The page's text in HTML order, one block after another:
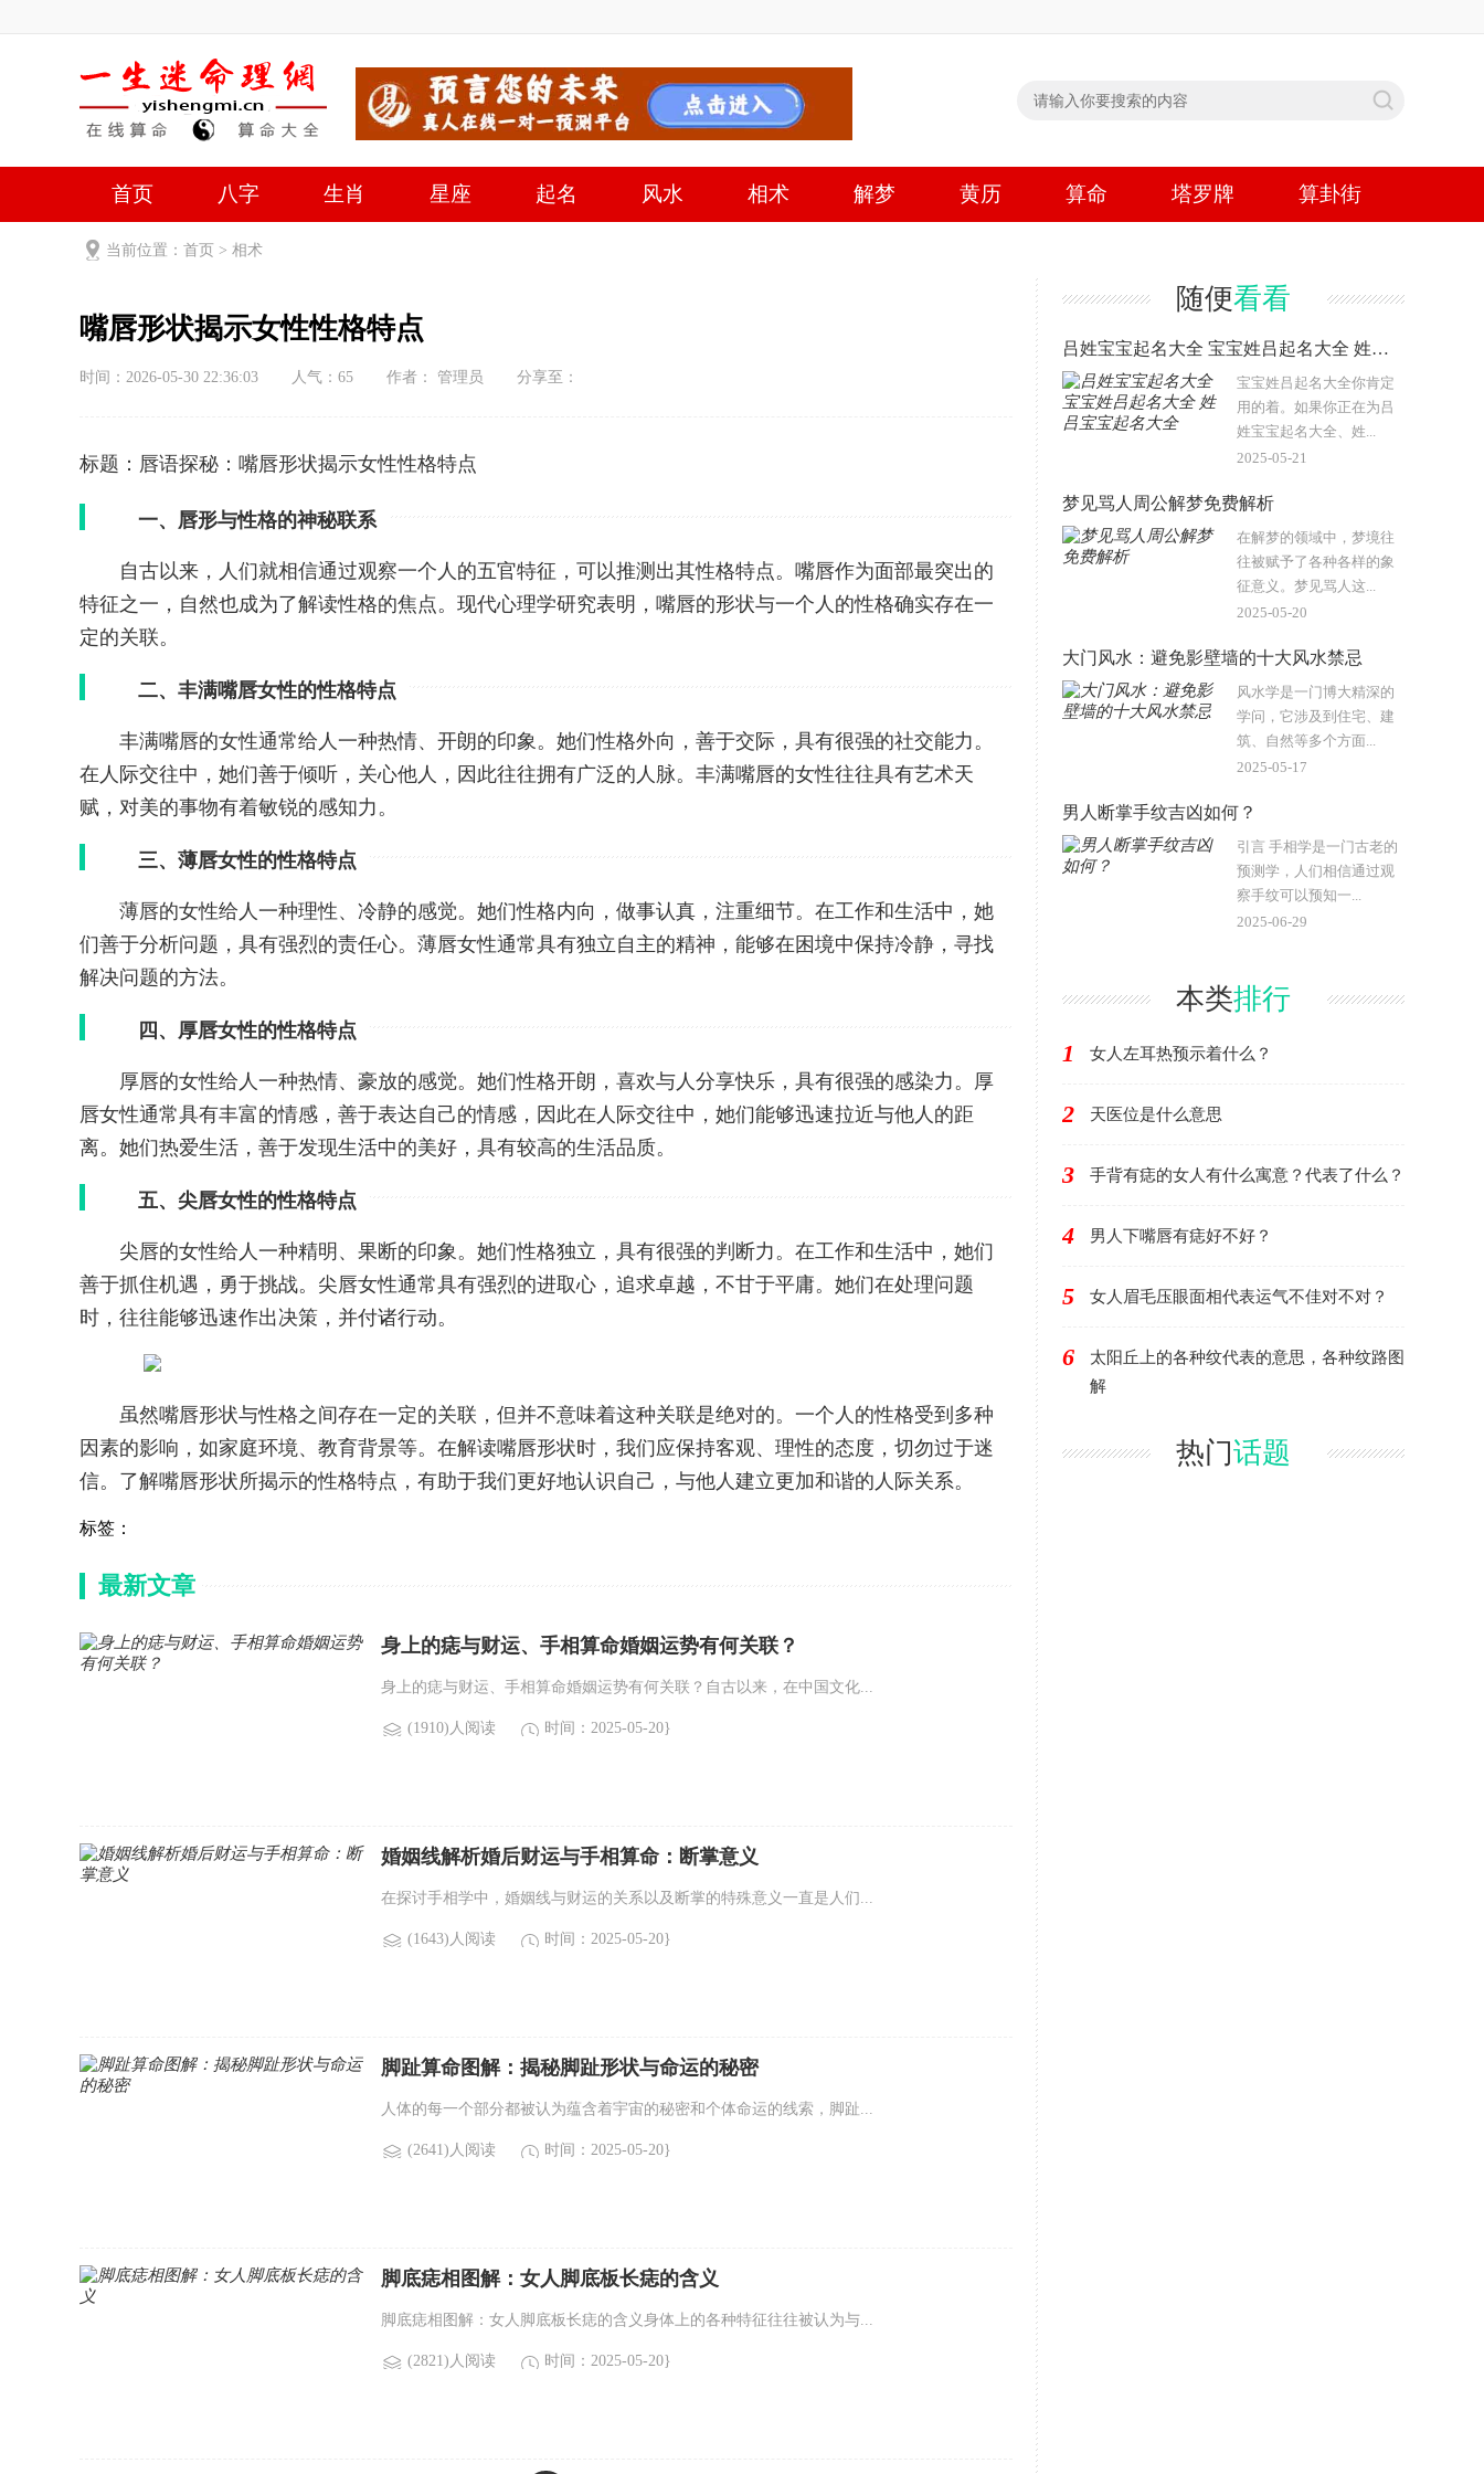
首页 八字 生肖 星座 起名 风水 相术 解梦 黄历 算命 塔罗牌 算卦街
当前位置： 首页 > 相术
嘴唇形状揭示女性性格特点
时间：2026-05-30 22:36:03 人气： 65 作者： 管理员 分享至：
标题：唇语探秘：嘴唇形状揭示女性性格特点
一、唇形与性格的神秘联系
自古以来，人们就相信通过观察一个人的五官特征，可以推测出其性格特点。嘴唇作为面部最突出的
特征之一，自然也成为了解读性格的焦点。现代心理学研究表明，嘴唇的形状与一个人的性格确实存在一
定的关联。
二、丰满嘴唇女性的性格特点
丰满嘴唇的女性通常给人一种热情、开朗的印象。她们性格外向，善于交际，具有很强的社交能力。
在人际交往中，她们善于倾听，关心他人，因此往往拥有广泛的人脉。丰满嘴唇的女性往往具有艺术天
赋，对美的事物有着敏锐的感知力。
三、薄唇女性的性格特点
薄唇的女性给人一种理性、冷静的感觉。她们性格内向，做事认真，注重细节。在工作和生活中，她
们善于分析问题，具有强烈的责任心。薄唇女性通常具有独立自主的精神，能够在困境中保持冷静，寻找
解决问题的方法。
四、厚唇女性的性格特点
厚唇的女性给人一种热情、豪放的感觉。她们性格开朗，喜欢与人分享快乐，具有很强的感染力。厚
唇女性通常具有丰富的情感，善于表达自己的情感，因此在人际交往中，她们能够迅速拉近与他人的距
离。她们热爱生活，善于发现生活中的美好，具有较高的生活品质。
五、尖唇女性的性格特点
尖唇的女性给人一种精明、果断的印象。她们性格独立，具有很强的判断力。在工作和生活中，她们
善于抓住机遇，勇于挑战。尖唇女性通常具有强烈的进取心，追求卓越，不甘于平庸。她们在处理问题
时，往往能够迅速作出决策，并付诸行动。
虽然嘴唇形状与性格之间存在一定的关联，但并不意味着这种关联是绝对的。一个人的性格受到多种
因素的影响，如家庭环境、教育背景等。在解读嘴唇形状时，我们应保持客观、理性的态度，切勿过于迷
信。了解嘴唇形状所揭示的性格特点，有助于我们更好地认识自己，与他人建立更加和谐的人际关系。
标签：
最新文章
身上的痣与财运、手相算命婚姻运势有何关联？
身上的痣与财运、手相算命婚姻运势有何关联？自古以来，在中国文化...
(1910)人阅读 时间：2025-05-20}
婚姻线解析婚后财运与手相算命：断掌意义
在探讨手相学中，婚姻线与财运的关系以及断掌的特殊意义一直是人们...
(1643)人阅读 时间：2025-05-20}
脚趾算命图解：揭秘脚趾形状与命运的秘密
人体的每一个部分都被认为蕴含着宇宙的秘密和个体命运的线索，脚趾...
(2641)人阅读 时间：2025-05-20}
脚底痣相图解：女人脚底板长痣的含义
脚底痣相图解：女人脚底板长痣的含义身体上的各种特征往往被认为与...
(2821)人阅读 时间：2025-05-20}
随便看看
吕姓宝宝起名大全 宝宝姓吕起名大全 姓吕宝宝起名大全
宝宝姓吕起名大全你肯定
用的着。如果你正在为吕
姓宝宝起名大全、姓...
2025-05-21
梦见骂人周公解梦免费解析
在解梦的领域中，梦境往
往被赋予了各种各样的象
征意义。梦见骂人这...
2025-05-20
大门风水：避免影壁墙的十大风水禁忌
风水学是一门博大精深的
学问，它涉及到住宅、建
筑、自然等多个方面...
2025-05-17
男人断掌手纹吉凶如何？
引言 手相学是一门古老的
预测学，人们相信通过观
察手纹可以预知一...
2025-06-29
本类排行
1 女人左耳热预示着什么？
2 天医位是什么意思
3 手背有痣的女人有什么寓意？代表了什么？
4 男人下嘴唇有痣好不好？
5 女人眉毛压眼面相代表运气不佳对不对？
6
太阳丘上的各种纹代表的意思，各种纹路图
解
热门话题